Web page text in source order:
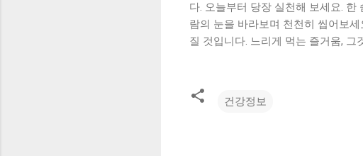
다. 오늘부터 당장 실천해 보세요.
람의 눈을 바라보며 천천히 씹어보
질 것입니다. 느리게 먹는 즐거움,
건강정보